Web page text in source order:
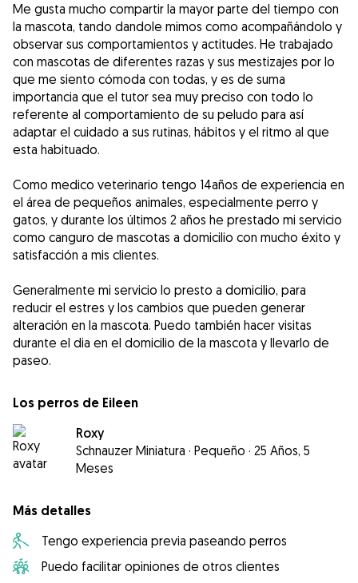
Me gusta mucho compartir la mayor parte del tiempo con
la mascota, tando dandole mimos como acompañándolo y
observar sus comportamientos y actitudes. He trabajado
con mascotas de diferentes razas y sus mestizajes por lo
que me siento cómoda con todas, y es de suma
importancia que el tutor sea muy preciso con todo lo
referente al comportamiento de su peludo para así
adaptar el cuidado a sus rutinas, hábitos y el ritmo al que
esta habituado.
Como medico veterinario tengo 14años de experiencia en
el área de pequeños animales, especialmente perro y
gatos, y durante los últimos 2 años he prestado mi servicio
como canguro de mascotas a domicilio con mucho éxito y
satisfacción a mis clientes.
Generalmente mi servicio lo presto a domicilio, para
reducir el estres y los cambios que pueden generar
alteración en la mascota. Puedo también hacer visitas
durante el dia en el domicilio de la mascota y llevarlo de
paseo.
Los perros de Eileen
Roxy
Schnauzer Miniatura · Pequeño · 25 Años, 5
Meses
Más detalles
Tengo experiencia previa paseando perros
Puedo facilitar opiniones de otros clientes